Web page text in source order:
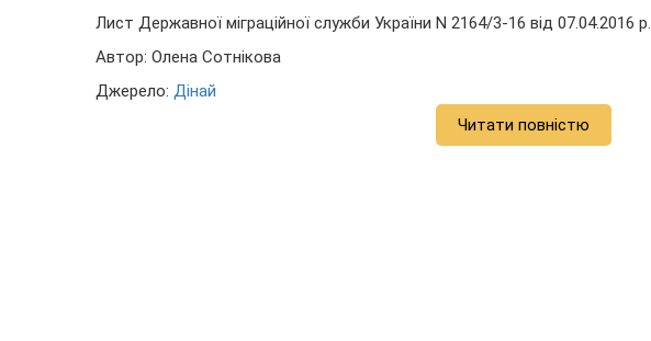
Лист Державної міграційної служби України N 2164/3-16 від 07.04.2016 р.
Автор: Олена Сотнікова
Джерело: Дінай
Читати повністю